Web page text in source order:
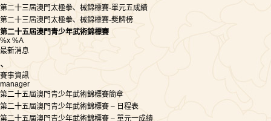
第二十三屆澳門太極拳、械錦標賽-單元五成績
第二十三屆澳門太極拳、械錦標賽-奬牌榜
第二十五屆澳門青少年武術錦標賽
%x %A
最新消息
、
賽事資訊
manager
第二十五屆澳門青少年武術錦標賽簡章
第二十五屆澳門青少年武術錦標賽 – 日程表
第二十五屆澳門青少年武術錦標賽 – 單元一成績